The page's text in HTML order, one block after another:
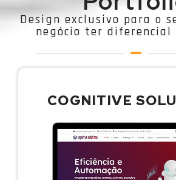
Design exclusivo para o
negócio ter diferencial
COGNITIVE